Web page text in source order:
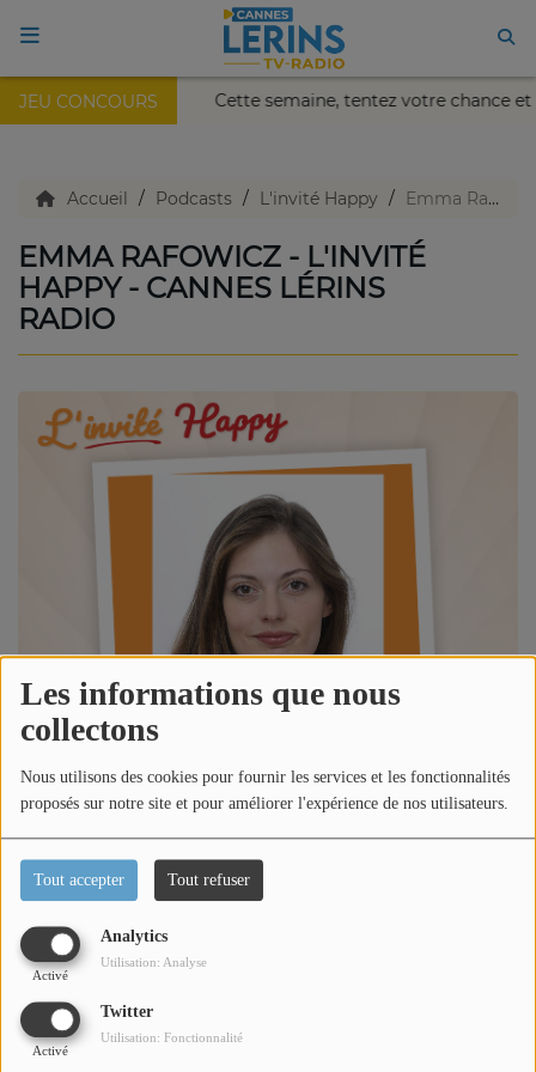
Les informations que nous
collectons
Nous utilisons des cookies pour fournir les services et les fonctionnalités
proposés sur notre site et pour améliorer l'expérience de nos utilisateurs.
Tout accepter Tout refuser
Analytics
Activé
Utilisation: Analyse
Twitter
Activé
Utilisation: Fonctionnalité
JEU CONCOURS
Nikaïa de Nice ! Cette semaine, tentez votre
TV en direct
Replay TV
Emissions Radio
Emissions TV
Diffusions
Podcasts
Jeu concours
Contactez-nous
Accueil Podcasts L'invité Happy Emma Rafowicz - L'invité Happy - Cannes Lérins Radio
EMMA RAFOWICZ - L'INVITÉ
HAPPY - CANNES LÉRINS
RADIO
Dans l'émission happy morning Côte d'Azur, Loric reçoit